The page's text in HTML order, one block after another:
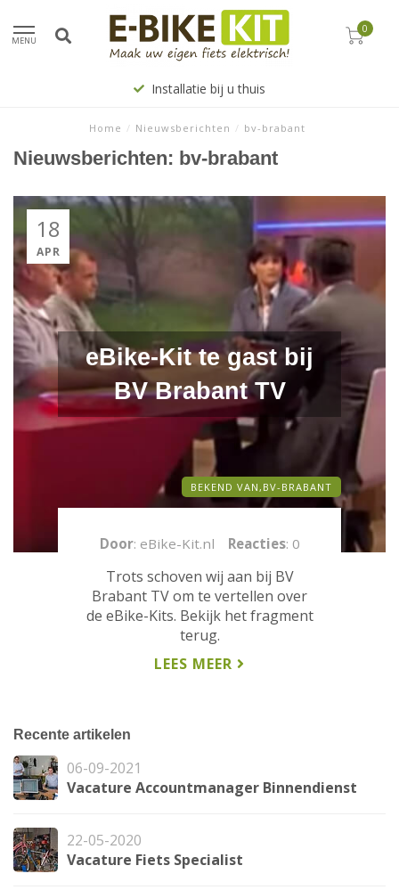
MENU
0
Installatie bij u thuis
Home / Nieuwsberichten / bv-brabant
Nieuwsberichten: bv-brabant
18
APR
eBike-Kit te gast bij
BV Brabant TV
BEKEND VAN, BV-BRABANT
Door: eBike-Kit.nl Reacties: 0
Trots schoven wij aan bij BV
Brabant TV om te vertellen over
de eBike-Kits. Bekijk het fragment
terug.
LEES MEER
Recente artikelen
06-09-2021
Vacature Accountmanager Binnendienst
22-05-2020
Vacature Fiets Specialist